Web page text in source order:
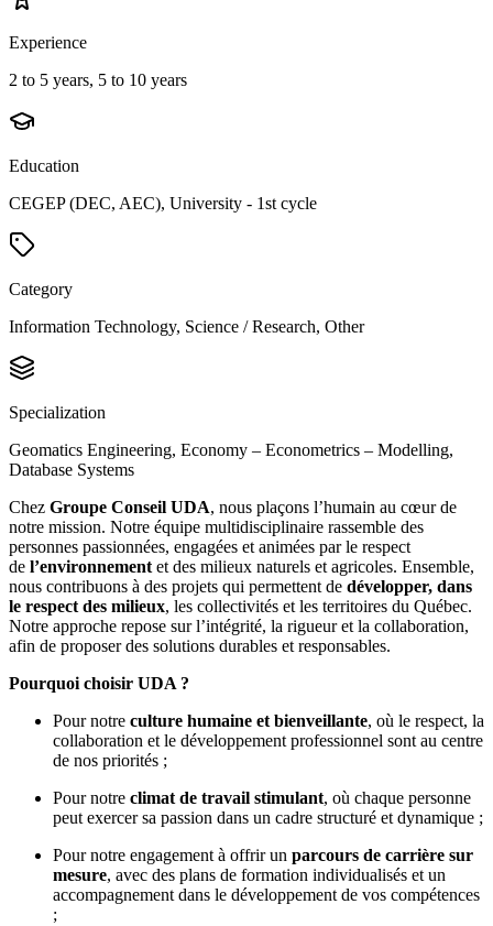
Experience
2 to 5 years, 5 to 10 years
Education
CEGEP (DEC, AEC), University - 1st cycle
Category
Information Technology, Science / Research, Other
Specialization
Geomatics Engineering, Economy – Econometrics – Modelling,
Database Systems
Chez Groupe Conseil UDA, nous plaçons l’humain au cœur de
notre mission. Notre équipe multidisciplinaire rassemble des
personnes passionnées, engagées et animées par le respect
de l’environnement et des milieux naturels et agricoles. Ensemble,
nous contribuons à des projets qui permettent de développer, dans
le respect des milieux, les collectivités et les territoires du Québec.
Notre approche repose sur l’intégrité, la rigueur et la collaboration,
afin de proposer des solutions durables et responsables.
Pourquoi choisir UDA ?
Pour notre culture humaine et bienveillante, où le respect, la
collaboration et le développement professionnel sont au centre
de nos priorités ;
Pour notre climat de travail stimulant, où chaque personne
peut exercer sa passion dans un cadre structuré et dynamique ;
Pour notre engagement à offrir un parcours de carrière sur
mesure, avec des plans de formation individualisés et un
accompagnement dans le développement de vos compétences
;